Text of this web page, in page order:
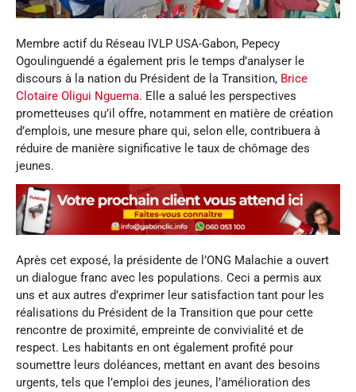
Membre actif du Réseau IVLP USA-Gabon, Pepecy
Ogoulinguendé a également pris le temps d’analyser le
discours à la nation du Président de la Transition, Brice
Clotaire Oligui Nguema. Elle a salué les perspectives
prometteuses qu’il offre, notamment en matière de création
d’emplois, une mesure phare qui, selon elle, contribuera à
réduire de manière significative le taux de chômage des
jeunes.
Après cet exposé, la présidente de l’ONG Malachie a ouvert
un dialogue franc avec les populations. Ceci a permis aux
uns et aux autres d’exprimer leur satisfaction tant pour les
réalisations du Président de la Transition que pour cette
rencontre de proximité, empreinte de convivialité et de
respect. Les habitants en ont également profité pour
soumettre leurs doléances, mettant en avant des besoins
urgents, tels que l’emploi des jeunes, l’amélioration des